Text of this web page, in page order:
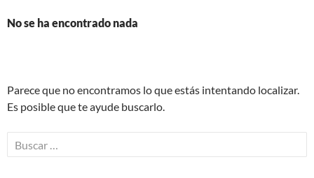
No se ha encontrado nada
Parece que no encontramos lo que estás intentando localizar.
Es posible que te ayude buscarlo.